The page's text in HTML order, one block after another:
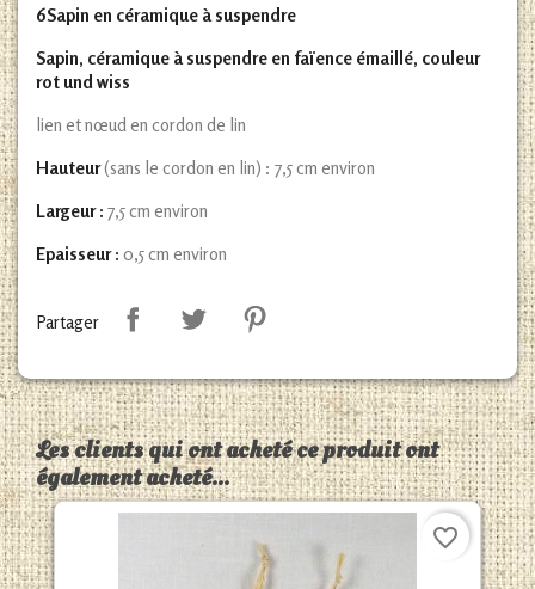
6Sapin en céramique à suspendre
Sapin, céramique à suspendre en faïence émaillé, couleur
rot und wiss
lien et nœud en cordon de lin
Hauteur(sans le cordon en lin) : 7,5 cm environ
Largeur : 7,5 cm environ
Epaisseur : 0,5 cm environ
Partager
Les clients qui ont acheté ce produit ont
également acheté...
favorite_border